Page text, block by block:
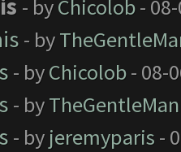
- byChicolob-
- by
- byChicolob- 08-
- byTheGentleMan
- by jeremyparis -